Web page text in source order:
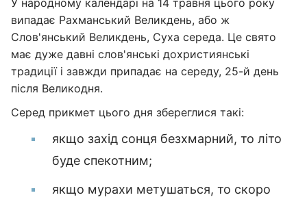
У народному календарі на 14 травня цього року
випадає Рахманський Великдень, або ж
Слов'янський Великдень, Суха середа. Це свято
має дуже давні слов'янські дохристиянські
традиції і завжди припадає на середу, 25-й день
після Великодня.
Серед прикмет цього дня збереглися такі:
якщо захід сонця безхмарний, то літо
буде спекотним;
якщо мурахи метушаться, то скоро